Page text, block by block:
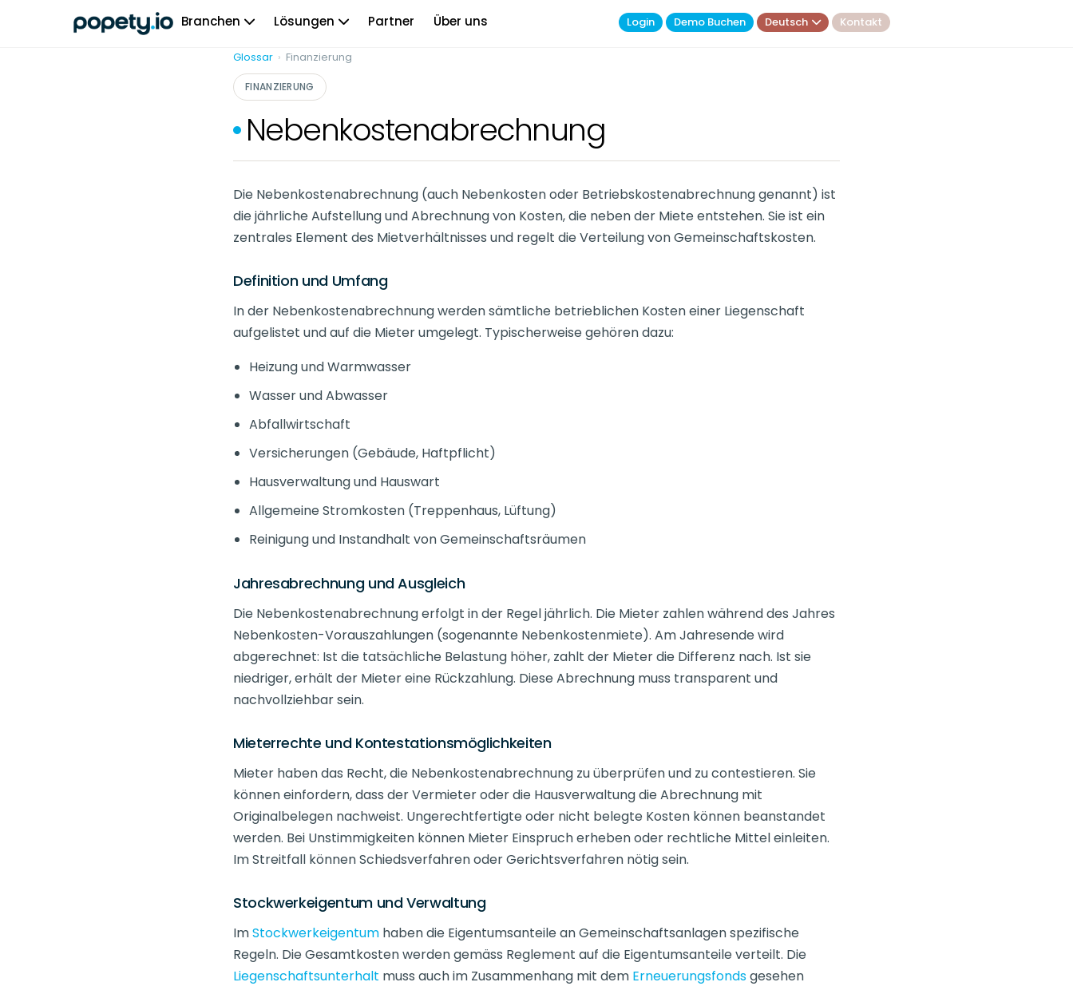
Branchen Lösungen Partner Über uns Login Demo Buchen Deutsch Kontakt
Glossar › Finanzierung
FINANZIERUNG
Nebenkostenabrechnung
Die Nebenkostenabrechnung (auch Nebenkosten oder Betriebskostenabrechnung genannt) ist
die jährliche Aufstellung und Abrechnung von Kosten, die neben der Miete entstehen. Sie ist ein
zentrales Element des Mietverhältnisses und regelt die Verteilung von Gemeinschaftskosten.
Definition und Umfang
In der Nebenkostenabrechnung werden sämtliche betrieblichen Kosten einer Liegenschaft
aufgelistet und auf die Mieter umgelegt. Typischerweise gehören dazu:
Heizung und Warmwasser
Wasser und Abwasser
Abfallwirtschaft
Versicherungen (Gebäude, Haftpflicht)
Hausverwaltung und Hauswart
Allgemeine Stromkosten (Treppenhaus, Lüftung)
Reinigung und Instandhalt von Gemeinschaftsräumen
Jahresabrechnung und Ausgleich
Die Nebenkostenabrechnung erfolgt in der Regel jährlich. Die Mieter zahlen während des Jahres
Nebenkosten-Vorauszahlungen (sogenannte Nebenkostenmiete). Am Jahresende wird
abgerechnet: Ist die tatsächliche Belastung höher, zahlt der Mieter die Differenz nach. Ist sie
niedriger, erhält der Mieter eine Rückzahlung. Diese Abrechnung muss transparent und
nachvollziehbar sein.
Mieterrechte und Kontestationsmöglichkeiten
Mieter haben das Recht, die Nebenkostenabrechnung zu überprüfen und zu contestieren. Sie
können einfordern, dass der Vermieter oder die Hausverwaltung die Abrechnung mit
Originalbelegen nachweist. Ungerechtfertigte oder nicht belegte Kosten können beanstandet
werden. Bei Unstimmigkeiten können Mieter Einspruch erheben oder rechtliche Mittel einleiten.
Im Streitfall können Schiedsverfahren oder Gerichtsverfahren nötig sein.
Stockwerkeigentum und Verwaltung
ImStockwerkeigentum haben die Eigentumsanteile an Gemeinschaftsanlagen spezifische
Regeln. Die Gesamtkosten werden gemäss Reglement auf die Eigentumsanteile verteilt. Die
Liegenschaftsunterhalt muss auch im Zusammenhang mit dem Erneuerungsfondsgesehen